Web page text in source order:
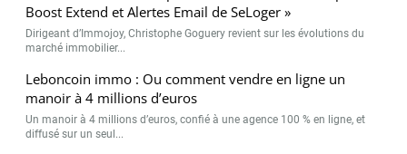
Boost Extend et Alertes Email de SeLoger »
Dirigeant d’Immojoy, Christophe Goguery revient sur les évolutions du
marché immobilier...
Leboncoin immo : Ou comment vendre en ligne un
manoir à 4 millions d’euros
Un manoir à 4 millions d’euros, confié à une agence 100 % en ligne, et
diffusé sur un seul...